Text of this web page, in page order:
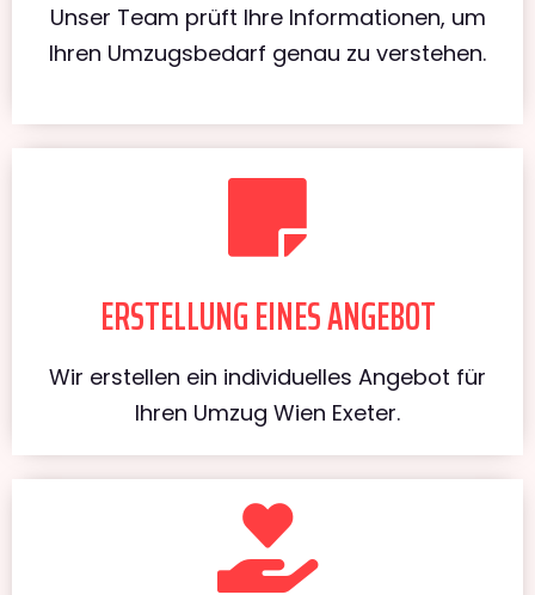
Unser Team prüft Ihre Informationen, um
Ihren Umzugsbedarf genau zu verstehen.
ERSTELLUNG EINES ANGEBOT
Wir erstellen ein individuelles Angebot für
Ihren Umzug Wien Exeter.